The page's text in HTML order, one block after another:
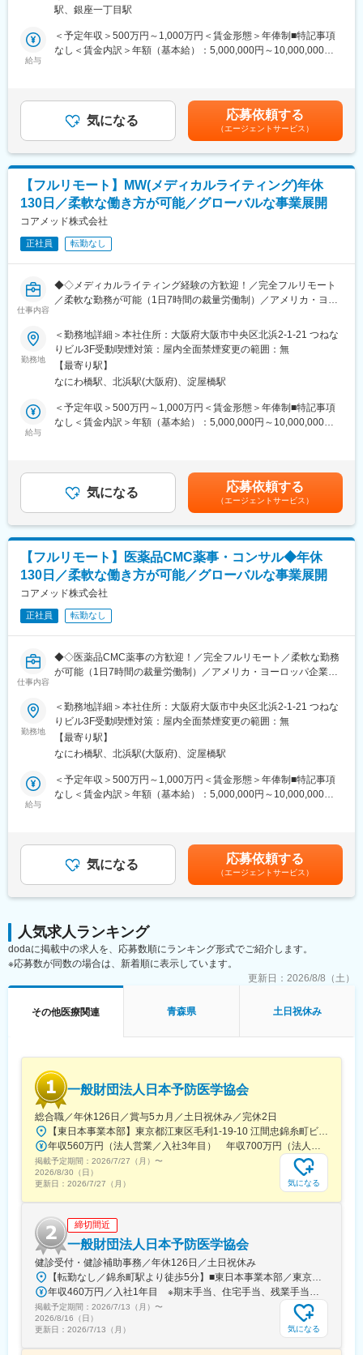
◎お昼休みの時間帯も自由なので、例えばお子様がおられる方の
す。
（自分の業務が終わるよう業務管理を行う必要はありますが、裁
・会議や打ち合わせで必要な時は大阪・東京等へ出張（宿泊も伴
います）が発生します。
※国内出張の頻度は1~3回/年です。（海外出張はほとんどありませ
ん。）
■ワークライフバランス：
同社は、個人が最大限に能力を発揮できるよう働きやすい環境作
りに注力しております。男女問わず在宅勤務が可能です。また、
女性社員も多く、産休・育休取得実績も豊富で9割以上の復職率を
誇っており、長期就業が可能な環境・福利厚生が整っています。
臨床開発の上流工程から関与し、プロジェクトの成功に向けた戦
略策定を支援するポジションです。
・各開発フェーズ（Phase I／II／III）における治験プロトコールの
・規制当局（PMDA等）との面談対応・折衝への参画
・治験相談戦略の立案および関連資料の作成
・戦略立案から規制対応まで一貫して関わることで、臨床開発全
体を俯瞰した視点を身につけることが可能です。
通常医薬品メーカー出身が会員である関西医薬協会に、当社は会
員として登録しています。業界関連のセミナーにも参加すること
プデートできる環境です。
◎完全在宅勤務のため、拠点（東京・大阪）の近くにお住まいで
なくてもご就業いただけます。
◎お昼休みの時間帯も自由なので、例えばお子様がおられる方の
場合、お子様の通院やご都合に合わせて業務時間を調整できま
（自分の業務が終わるよう業務管理を行う必要はありますが、裁
量の大きい働き方ができます）
※国内出張の頻度は1~3回/年です。（海外出張はほとんどありませ
ん。）
■ワークライフバランス：
同社は、個人が最大限に能力を発揮できるよう働きやすい環境作
りに注力しております。男女問わず在宅勤務が可能です。また、
女性社員も多く、産休・育休取得実績も豊富で9割以上の復職率を
誇っており、長期就業が可能な環境・福利厚生が整っています。
13階 受動喫煙対策：屋内全面禁煙変更の範囲：無
駅、銀座一丁目駅
給与
＜予定年収＞500万円～1,000万円＜賃金形態＞年俸制■特記事項
なし＜賃金内訳＞年額（基本給）：5,000,000円～10,000,000円
安の金額であり、選考を通じて上下する可能性があります。月給
(月額)は固定手当を含めた表記です。
気になる 応募依頼する
（エージェントサービス）
【フルリモート】MW(メディカルライティング)年休
130日／柔軟な働き方が可能／グローバルな事業展開
コアメッド株式会社
正社員 転勤なし
仕事内容
◆◇メディカルライティング経験の方歓迎！／完全フルリモート
／柔軟な勤務が可能（1日7時間の裁量労働制）／アメリカ・ヨー
ティング会社◆◇
■業務概要：
治験相談用資料や試験総括報告書、承認申請資料（CTDなど）の
作成を中心に、医薬品開発における各種ドキュメント作成業務
（英語・日本語）をお任せします。
■業務の内容：
・オーファンドラッグ指定申請資料
・日本を含む各国規制当局への治験実施計画届（IND等）および
申請資料
・承認申請書（CTDを含む）
・試験総括報告書（CSR） など
・プロジェクトは個人単独ではなく、社内メンバーと連携しなが
ら分担して推進しています。
発全体を俯瞰できる経験を積むことができます。
通常医薬品メーカー出身が会員である関西医薬協会に、当社は会
員として登録しています。業界関連のセミナーにも参加すること
ができ、メーカーと同じレベルの業界知識とマーケット感をアッ
プデートできる環境です。
■働き方：
◎完全在宅勤務のため、拠点（東京・大阪）の近くにお住まいで
（自分の業務が終わるよう業務管理を行う必要はありますが、裁
量の大きい働き方ができます）
※現在、関東関西のほか、九州、中部、東北、海外在住の方もいま
・会議や打ち合わせで必要な時は大阪・東京等へ出張（宿泊も伴
います）が発生します。
※国内出張の頻度は1~3回/年です。（海外出張はほとんどありませ
ん。）
同社は、個人が最大限に能力を発揮できるよう働きやすい環境作
誇っており、長期就業が可能な環境・福利厚生が整っています。
変更の範囲：会社の定める業務
勤務地
＜勤務地詳細＞本社住所：大阪府大阪市中央区北浜2-1-21 つねな
りビル3F受動喫煙対策：屋内全面禁煙変更の範囲：無
【最寄り駅】
なにわ橋駅、北浜駅(大阪府)、淀屋橋駅
給与
＜予定年収＞500万円～1,000万円＜賃金形態＞年俸制■特記事項
なし＜賃金内訳＞年額（基本給）：5,000,000円～10,000,000円
安の金額であり、選考を通じて上下する可能性があります。月給
(月額)は固定手当を含めた表記です。
気になる 応募依頼する
（エージェントサービス）
【フルリモート】医薬品CMC薬事・コンサル◆年休
130日／柔軟な働き方が可能／グローバルな事業展開
コアメッド株式会社
正社員 転勤なし
仕事内容
◆◇医薬品CMC薬事の方歓迎！／完全フルリモート／柔軟な勤務
が可能（1日7時間の裁量労働制）／アメリカ・ヨーロッパ企業と
◆◇
■仕事内容：
医薬品開発における理化学・製造・品質試験分野を中心に、CMC
領域のコンサルティング業務をお任せします。
新薬承認申請に向けた品質戦略の立案から資料作成・評価まで一
貫して関与し、医薬品開発の品質面を支える中核ポジションで
す。
性質ならびに製造・品質管理に関する資料の整備・評価・助言・
企画の設定
・試験方法に関する資料の評価・助言
・製造業認定、原薬登録等
※クライアントは欧米製薬会社または外資系製薬会社がほとんどで
にあたっていただきます。
ができ、メーカーと同じレベルの業界知識とマーケット感をアッ
プデートできる環境です。
■働き方：
◎完全在宅勤務のため、拠点（東京・大阪）の近くにお住まいで
なくてもご就業いただけます。
◎お昼休みの時間帯も自由なので、例えばお子様がおられる方の
場合、お子様の通院やご都合に合わせて業務時間を調整できま
量の大きい働き方ができます）
※現在、関東関西のほか、九州、中部、東北、海外在住の方もいま
す。
・会議や打ち合わせで必要な時は大阪・東京等へ出張（宿泊も伴
います）が発生します。
※国内出張の頻度は1~3回/年です。(一部海外出張の場合がござい
ます。）
勤務地
＜勤務地詳細＞本社住所：大阪府大阪市中央区北浜2-1-21 つねな
りビル3F受動喫煙対策：屋内全面禁煙変更の範囲：無
【最寄り駅】
なにわ橋駅、北浜駅(大阪府)、淀屋橋駅
給与
＜予定年収＞500万円～1,000万円＜賃金形態＞年俸制■特記事項
なし＜賃金内訳＞年額（基本給）：5,000,000円～10,000,000円
安の金額であり、選考を通じて上下する可能性があります。月給
(月額)は固定手当を含めた表記です。
気になる 応募依頼する
（エージェントサービス）
人気求人ランキング
dodaに掲載中の求人を、応募数順にランキング形式でご紹介します。
※応募数が同数の場合は、新着順に表示しています。
更新日： 2026/8/8（土）
その他医療関連 青森県 土日祝休み
一般財団法人日本予防医学協会
総合職／年休126日／賞与5カ月／土日祝休み／完休2日
掲載予定期間： 2026/7/27（月） 〜
2026/8/30（日）
更新日： 2026/7/27（月） 気になる
締切間近
一般財団法人日本予防医学協会
健診受付・健診補助事務／年休126日／土日祝休み
掲載予定期間： 2026/7/13（月） 〜
2026/8/16（日）
更新日： 2026/7/13（月） 気になる